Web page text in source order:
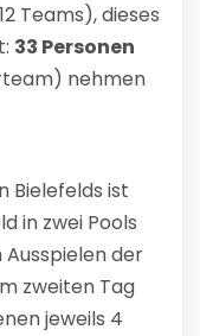
Teams), dieses
33 Personen
nehmen
Bielefelds ist
in zwei Pools
der
zweiten Tag
jeweils 4